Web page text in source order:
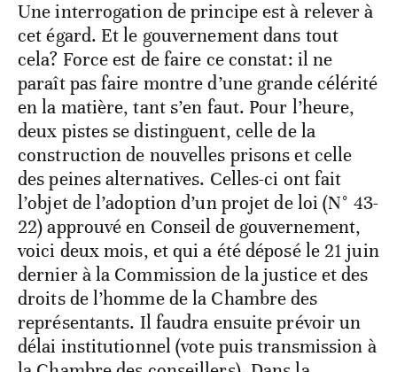
Une interrogation de principe est à relever à
cet égard. Et le gouvernement dans tout
cela? Force est de faire ce constat: il ne
paraît pas faire montre d’une grande célérité
en la matière, tant s’en faut. Pour l’heure,
deux pistes se distinguent, celle de la
construction de nouvelles prisons et celle
des peines alternatives. Celles-ci ont fait
l’objet de l’adoption d’un projet de loi (N° 43-
22) approuvé en Conseil de gouvernement,
voici deux mois, et qui a été déposé le 21 juin
dernier à la Commission de la justice et des
droits de l’homme de la Chambre des
représentants. Il faudra ensuite prévoir un
délai institutionnel (vote puis transmission à